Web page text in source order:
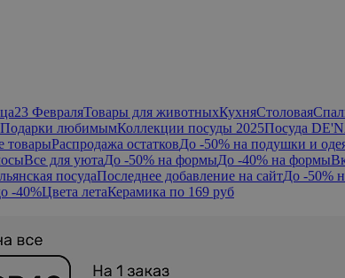
23 ФевраляТовары для животныхКухняСтоловая
Подарки любимымКоллекции посуды 2025Посуда
товарыРаспродажа остатковДо -50% на подушки и
Все для уютаДо -50% на формыДо -40% на формы
посудаПоследнее добавление на сайтДо -50%
-40%Цвета летаКерамика по 169 руб